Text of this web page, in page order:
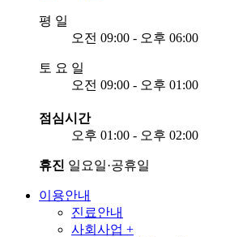
평 일
오전 09:00 - 오후 06:00
토 요 일
오전 09:00 - 오후 01:00
점심시간
오후 01:00 - 오후 02:00
휴진 일요일·공휴일
이용안내
진료안내
사회사업 +